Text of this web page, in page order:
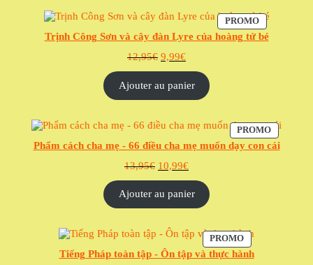
PROMOPRODUIT
EN
Trịnh Công Sơn và cây đàn Lyre của hoàng tử bé
12,95€ Le
était :
12,95€.
9,99€
actuel
est :
9,99€.
Ajouter au panier
PROMOPRODUIT
EN
Phẩm cách cha mẹ - 66 điều cha mẹ muốn dạy con cái
13,95€ Le
était :
10,99€
actuel
est :
Ajouter au panier
PROMOPRODUIT
EN
PROMOTION
Tiếng Pháp toàn tập - Ôn tập và thực hành